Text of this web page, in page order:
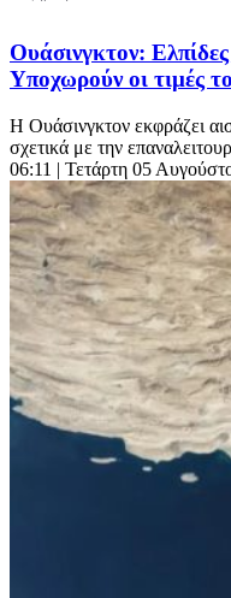
Ουάσινγκτον:
Υποχωρούν οι τιμές
Η Ουάσινγκτον εκφράζει
σχετικά με την
06:11 | Τετάρτη 05